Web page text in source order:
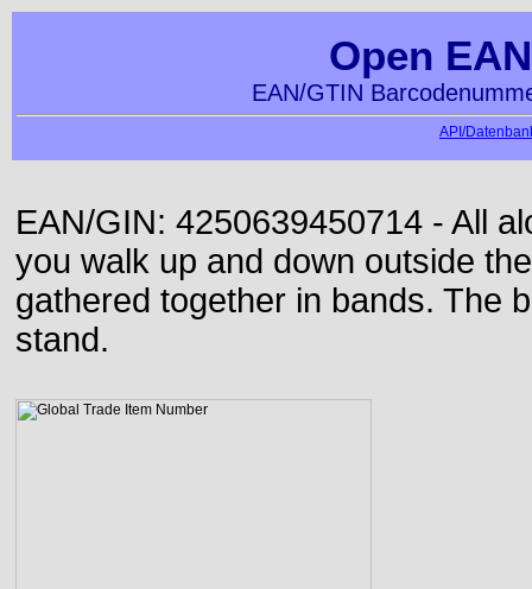
Open
EAN/GTIN
API/
EAN/GIN: 4250639450714 - All
you walk up and down outside
gathered together in bands. The
stand.